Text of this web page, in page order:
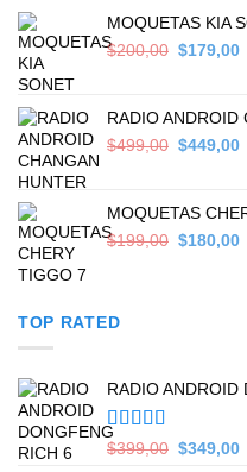
$559,00.
MOQUETAS KIA
$200,00 Original
$200,00.
$179,00
RADIO ANDROID
$499,00 Original
$499,00.
$449,00
MOQUETAS
$199,00 Original
$180,00
TOP RATED
RADIO ANDROID
Valorado en
$399,00 Original
$349,00